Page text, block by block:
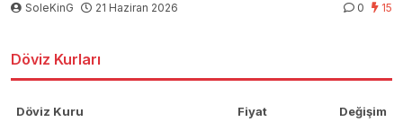
SoleKinG 21 Haziran 2026 0 15
Döviz Kurları
Döviz Kuru Fiyat Değişim